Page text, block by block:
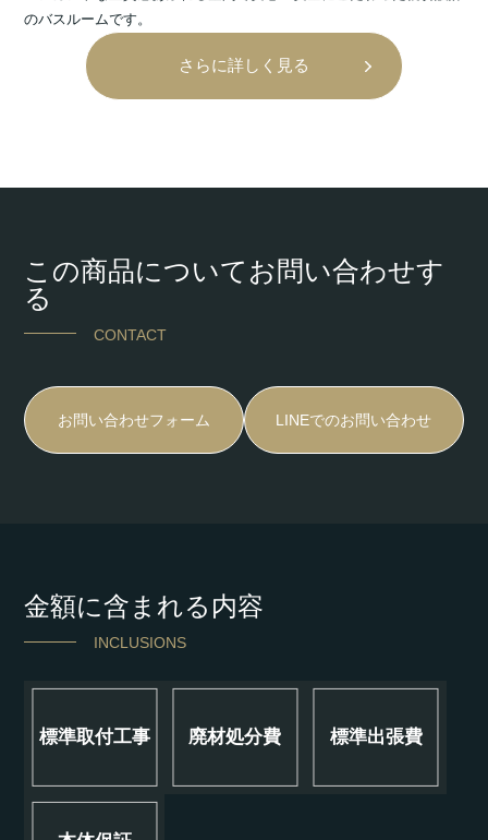
のバスルームです。
さらに詳しく見る
この商品についてお問い合わせす
る
CONTACT
お問い合わせフォーム LINEでのお問い合わせ
金額に含まれる内容
INCLUSIONS
標準取付工事 廃材処分費 標準出張費